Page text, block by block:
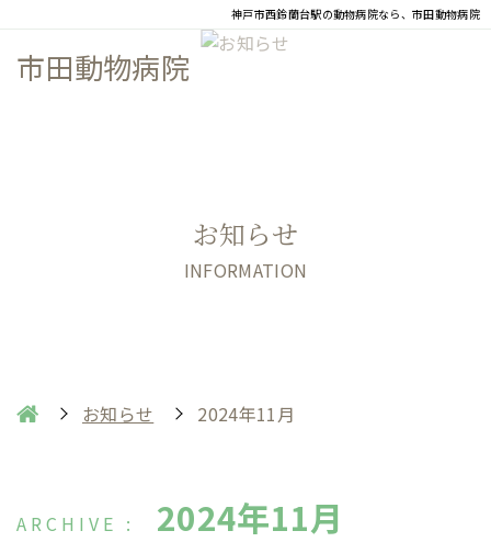
神戸市西鈴蘭台駅の動物病院なら、市田動物病院
市田動物病院
お知らせ
INFORMATION
お知らせ 2024年11月
2024年11月